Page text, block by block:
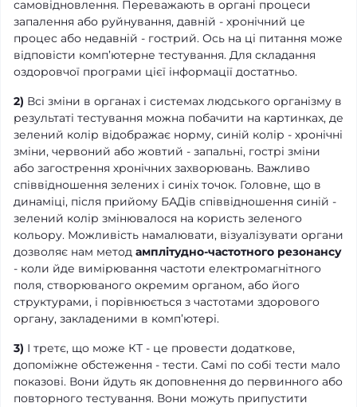
самовідновлення. Переважають в органі процеси
запалення або руйнування, давній - хронічний це
процес або недавній - гострий. Ось на ці питання може
відповісти комп’ютерне тестування. Для складання
оздоровчої програми цієї інформації достатньо.
2) Всі зміни в органах і системах людського організму в
результаті тестування можна побачити на картинках, де
зелений колір відображає норму, синій колір - хронічні
зміни, червоний або жовтий - запальні, гострі зміни
або загострення хронічних захворювань. Важливо
співвідношення зелених і синіх точок. Головне, що в
динаміці, після прийому БАДів співвідношення синій -
зелений колір змінювалося на користь зеленого
кольору. Можливість намалювати, візуалізувати органи
дозволяє нам метод амплітудно-частотного резонансу
- коли йде вимірювання частоти електромагнітного
поля, створюваного окремим органом, або його
структурами, і порівнюється з частотами здорового
органу, закладеними в комп’ютері.
3) І третє, що може КТ - це провести додаткове,
допоміжне обстеження - тести. Самі по собі тести мало
показові. Вони йдуть як доповнення до первинного або
повторного тестування. Вони можуть припустити